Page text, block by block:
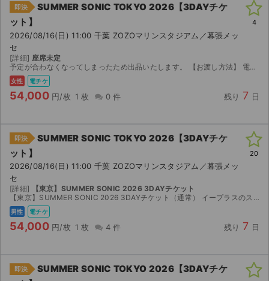
即決
SUMMER SONIC TOKYO 2026【3DAYチケ
ット】
2026/08/16(日) 11:00 千葉 ZOZOマリンスタジアム／幕張メッ
セ
[詳細] 座席未定
予定が合わなくなってしまったため出品いたします。 【お渡し方法】 電子チケット（イープラス）にて分配いたします。 分配可能になり次第、取引連絡にてURLをお送りします。 【注意事...
女性 電チケ
54,000 円/枚 1 枚 0 件 残り 7 日
4
即決
SUMMER SONIC TOKYO 2026【3DAYチケ
ット】
2026/08/16(日) 11:00 千葉 ZOZOマリンスタジアム／幕張メッ
セ
[詳細]
【東京】SUMMER SONIC 2026 3DAYチケット
【東京】SUMMER SONIC 2026 3DAYチケット（通常） イープラスのスマチケです。 オフィシャル先行で購入しましたが、都合により参加できなくなったため出品いたします。 チケット...
男性 電チケ
54,000 円/枚 1 枚 4 件 残り 7 日
20
即決
SUMMER SONIC TOKYO 2026【3DAYチケ